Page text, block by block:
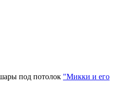
под потолок "Микки и его